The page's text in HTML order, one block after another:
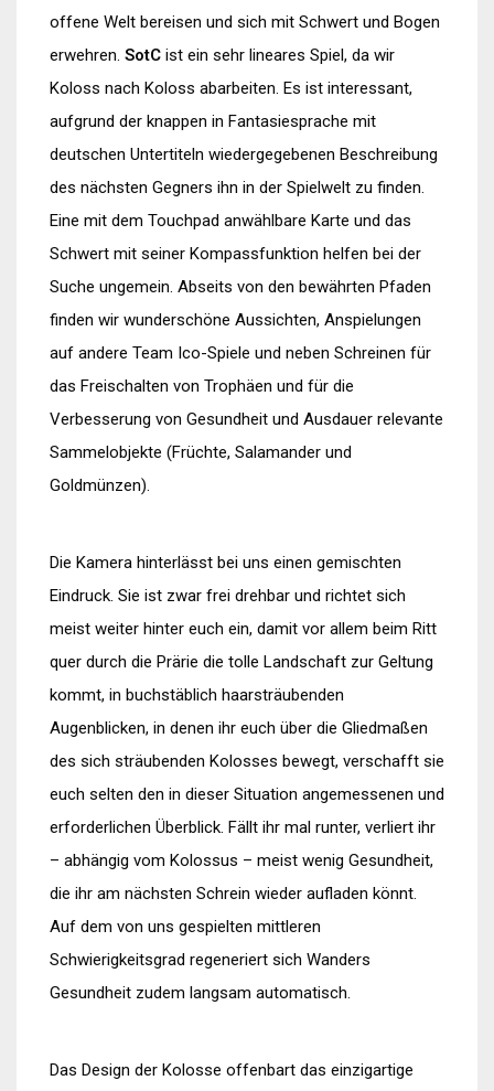
offene Welt bereisen und sich mit Schwert und Bogen
erwehren. SotC ist ein sehr lineares Spiel, da wir
Koloss nach Koloss abarbeiten. Es ist interessant,
aufgrund der knappen in Fantasiesprache mit
deutschen Untertiteln wiedergegebenen Beschreibung
des nächsten Gegners ihn in der Spielwelt zu finden.
Eine mit dem Touchpad anwählbare Karte und das
Schwert mit seiner Kompassfunktion helfen bei der
Suche ungemein. Abseits von den bewährten Pfaden
finden wir wunderschöne Aussichten, Anspielungen
auf andere Team Ico-Spiele und neben Schreinen für
das Freischalten von Trophäen und für die
Verbesserung von Gesundheit und Ausdauer relevante
Sammelobjekte (Früchte, Salamander und
Goldmünzen).
Die Kamera hinterlässt bei uns einen gemischten
Eindruck. Sie ist zwar frei drehbar und richtet sich
meist weiter hinter euch ein, damit vor allem beim Ritt
quer durch die Prärie die tolle Landschaft zur Geltung
kommt, in buchstäblich haarsträubenden
Augenblicken, in denen ihr euch über die Gliedmaßen
des sich sträubenden Kolosses bewegt, verschafft sie
euch selten den in dieser Situation angemessenen und
erforderlichen Überblick. Fällt ihr mal runter, verliert ihr
– abhängig vom Kolossus – meist wenig Gesundheit,
die ihr am nächsten Schrein wieder aufladen könnt.
Auf dem von uns gespielten mittleren
Schwierigkeitsgrad regeneriert sich Wanders
Gesundheit zudem langsam automatisch.
Das Design der Kolosse offenbart das einzigartige